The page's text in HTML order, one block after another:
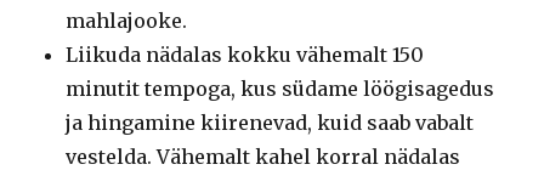
mahlajooke.
Liikuda nädalas kokku vähemalt 150
minutit tempoga, kus südame löögisagedus
ja hingamine kiirenevad, kuid saab vabalt
vestelda. Vähemalt kahel korral nädalas